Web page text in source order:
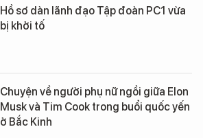
Hồ sơ dàn lãnh đạo Tập đoàn PC1 vừa
bị khởi tố
Chuyện về người phụ nữ ngồi giữa Elon
Musk và Tim Cook trong buổi quốc yến
ở Bắc Kinh